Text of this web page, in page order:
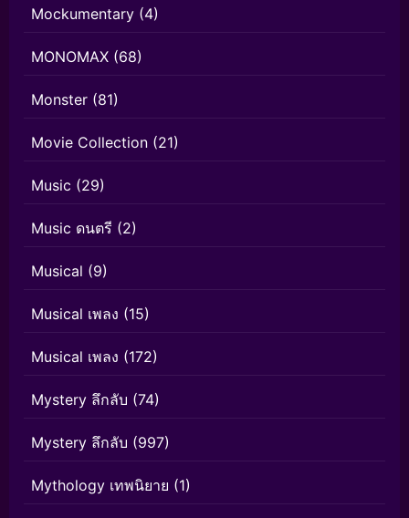
Mockumentary (4)
MONOMAX (68)
Monster (81)
Movie Collection (21)
Music (29)
Music ดนตรี (2)
Musical (9)
Musical เพลง (15)
Musical เพลง (172)
Mystery ลึกลับ (74)
Mystery ลึกลับ (997)
Mythology เทพนิยาย (1)